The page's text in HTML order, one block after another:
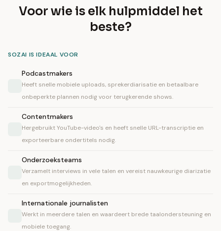
Voor wie is elk hulpmiddel het
beste?
SOZAI IS IDEAAL VOOR
Podcastmakers
Heeft snelle mobiele uploads, sprekerdiarisatie en betaalbare
onbeperkte plannen nodig voor terugkerende shows.
Contentmakers
Hergebruikt YouTube-video's en heeft snelle URL-transcriptie en
exporteerbare ondertitels nodig.
Onderzoeksteams
Verzamelt interviews in vele talen en vereist nauwkeurige diarizatie
en exportmogelijkheden.
Internationale journalisten
Werkt in meerdere talen en waardeert brede taalondersteuning en
mobiele toegang.